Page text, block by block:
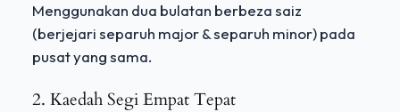
Menggunakan dua bulatan berbeza saiz
(berjejari separuh major & separuh minor) pada
pusat yang sama.
2. Kaedah Segi Empat Tepat